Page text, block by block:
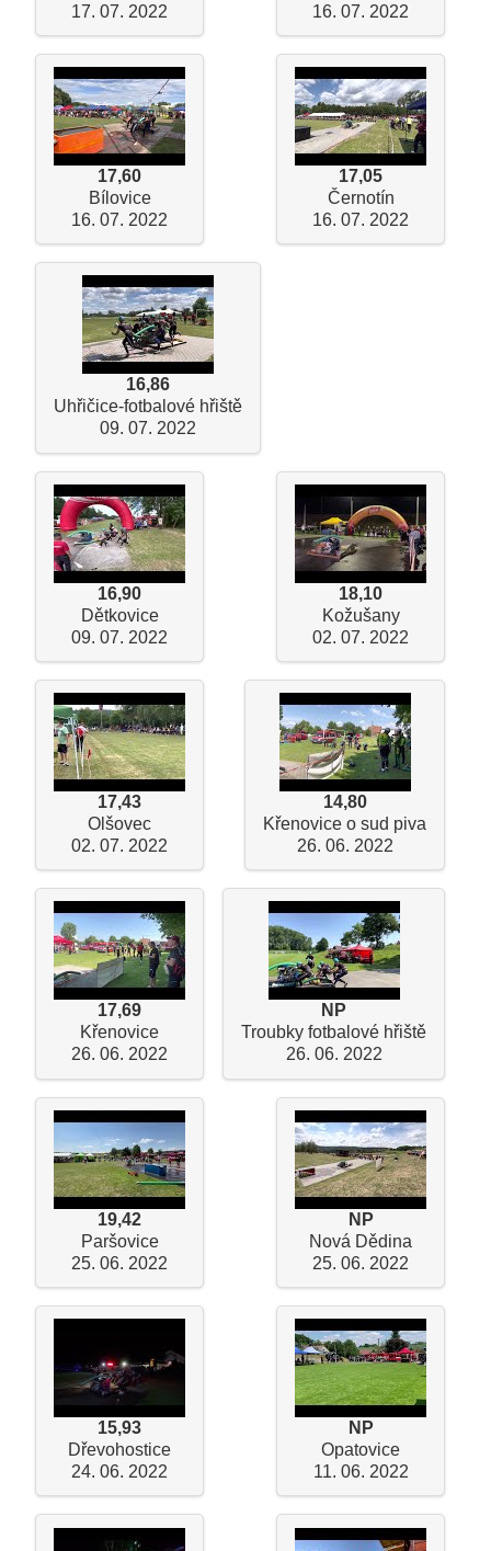
17. 07. 2022
16. 07. 2022
17,60
Bílovice
16. 07. 2022
17,05
Černotín
16. 07. 2022
16,86
Uhřičice-fotbalové hřiště
09. 07. 2022
16,90
Dětkovice
09. 07. 2022
18,10
Kožušany
02. 07. 2022
17,43
Olšovec
02. 07. 2022
14,80
Křenovice o sud piva
26. 06. 2022
17,69
Křenovice
26. 06. 2022
NP
Troubky fotbalové hřiště
26. 06. 2022
19,42
Paršovice
25. 06. 2022
NP
Nová Dědina
25. 06. 2022
15,93
Dřevohostice
24. 06. 2022
NP
Opatovice
11. 06. 2022